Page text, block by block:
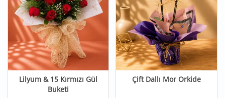
Lilyum & 15 Kırmızı Gül
Buketi
Çift Dallı Mor Orkide